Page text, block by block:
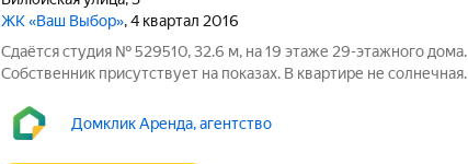
ЖК «Ваш Выбор», 4 квартал 2016
Сдаётся студия № 529510, 32.6 м, на 19 этаже 29-этажного дома.
Собственник присутствует на показах. В квартире не солнечная
платежи оплачиваются отдельно. Счетчики оплачиваются
отдельно. По
Домклик Аренда, агентство